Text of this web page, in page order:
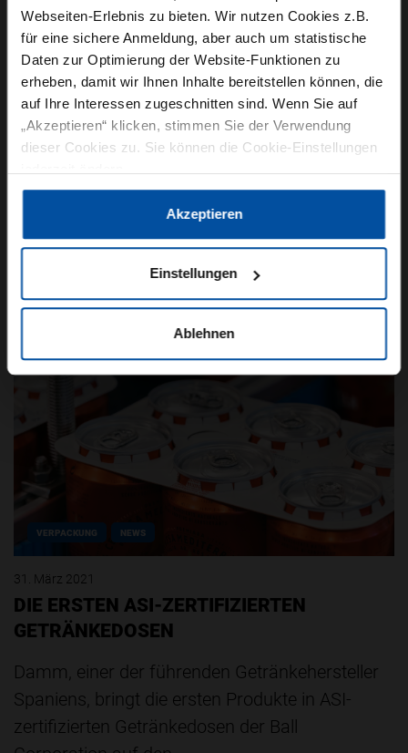
Webseiten-Erlebnis zu bieten. Wir nutzen Cookies z.B.
für eine sichere Anmeldung, aber auch um statistische
Daten zur Optimierung der Website-Funktionen zu
erheben, damit wir Ihnen Inhalte bereitstellen können, die
auf Ihre Interessen zugeschnitten sind. Wenn Sie auf
„Akzeptieren“ klicken, stimmen Sie der Verwendung
dieser Cookies zu. Sie können die Cookie-Einstellungen
Datenschutzerklärung|Impressum
Akzeptieren
Einstellungen
Ablehnen
VERPACKUNG NEWS
31. März 2021
KLIMABEWUSSTEN UNTERNEHMEN
In einer unabhängigen Erhebung hat Statista,
einer der führenden Anbieter für Markt- und
Konsumentendaten, gemeinsam mit dem
Wirtschaftsmagazin…
VERPACKUNG NEWS
31. März 2021
DIE ERSTEN ASI-ZERTIFIZIERTEN
GETRÄNKEDOSEN
Damm, einer der führenden Getränkehersteller
Spaniens, bringt die ersten Produkte in ASI-
zertifizierten Getränkedosen der Ball